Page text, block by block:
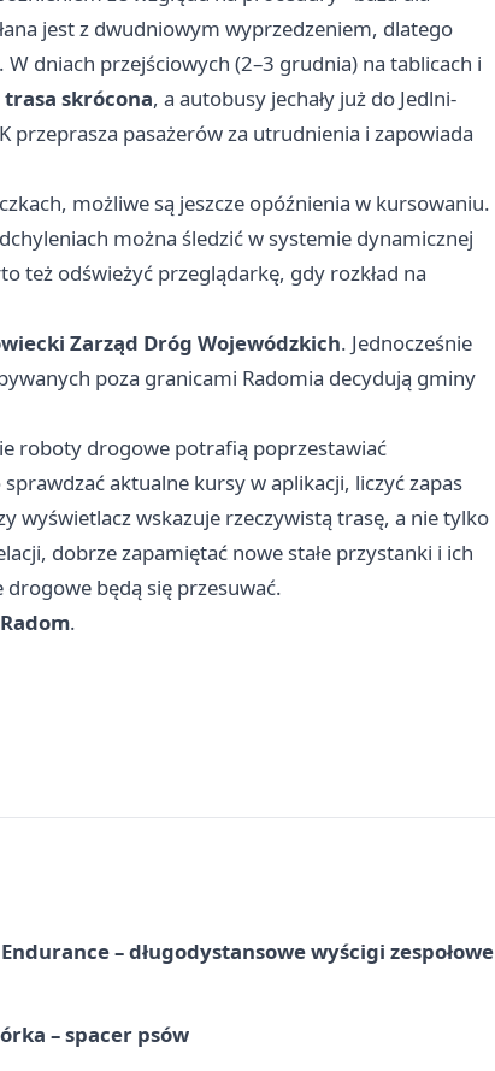
jest z dwudniowym wyprzedzeniem, dlatego
. W dniach przejściowych (2–3 grudnia) na tablicach i
trasa skrócona, a autobusy jechały już do Jedlni-
przeprasza pasażerów za utrudnienia i zapowiada
możliwe są jeszcze opóźnienia w kursowaniu.
można śledzić w systemie dynamicznej
też odświeżyć przeglądarkę, gdy rozkład na
Zarząd Dróg Wojewódzkich. Jednocześnie
poza granicami Radomia decydują gminy
roboty drogowe potrafią poprzestawiać
aktualne kursy w aplikacji, liczyć zapas
wyświetlacz wskazuje rzeczywistą trasę, a nie tylko
dobrze zapamiętać nowe stałe przystanki i ich
będą się przesuwać.
.
– długodystansowe wyścigi zespołowe
– spacer psów